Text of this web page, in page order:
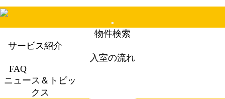
Mobile
Menu
物件検索
サービス紹介
入室の流れ
FAQ
ニュース＆トピッ
クス